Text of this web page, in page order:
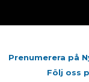
Prenumerera på
Följ oss